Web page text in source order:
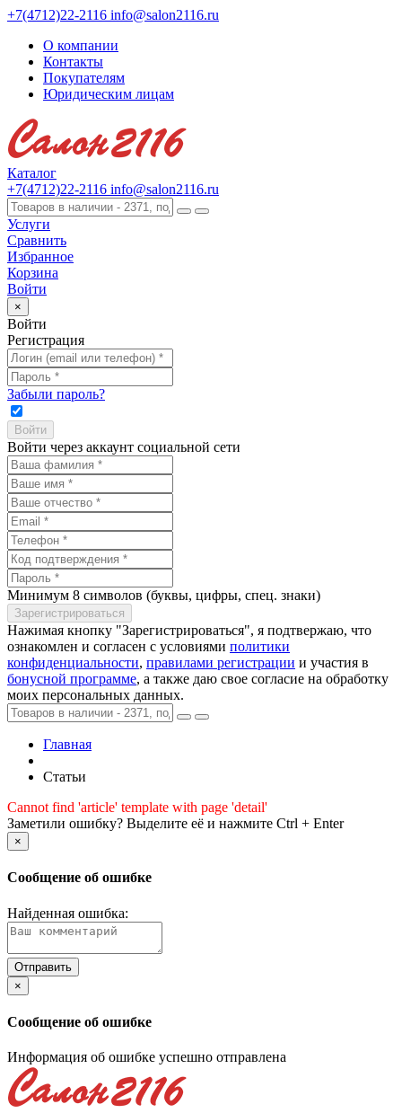
+7(4712)22-2116 info@salon2116.ru
О компании
Контакты
Покупателям
Юридическим лицам
Каталог
+7(4712)22-2116 info@salon2116.ru
Услуги
Сравнить
Избранное
Корзина
Войти
×
Войти
Регистрация
Забыли пароль?
Войти через аккаунт социальной сети
Минимум 8 символов (буквы, цифры, спец. знаки)
Нажимая кнопку "Зарегистрироваться", я подтвержаю, что
ознакомлен и согласен с условиями политики
конфиденциальности, правилами регистрации и участия в
бонусной программе, а также даю свое согласие на обработку
моих персональных данных.
Главная
Статьи
Cannot find 'article' template with page 'detail'
Заметили ошибку? Выделите её и нажмите Ctrl + Enter
×
Сообщение об ошибке
Найденная ошибка:
×
Сообщение об ошибке
Информация об ошибке успешно отправлена